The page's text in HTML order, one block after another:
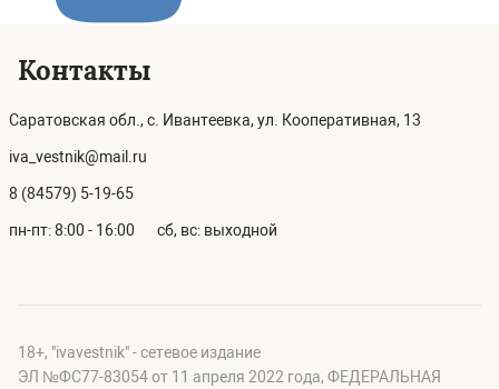
Контакты
Саратовская обл., с. Ивантеевка, ул. Кооперативная, 13
iva_vestnik@mail.ru
8 (84579) 5-19-65
пн-пт: 8:00 - 16:00 сб, вс: выходной
18+, "ivavestnik" - сетевое издание
ЭЛ №ФС77-83054 от 11 апреля 2022 года, ФЕДЕРАЛЬНАЯ